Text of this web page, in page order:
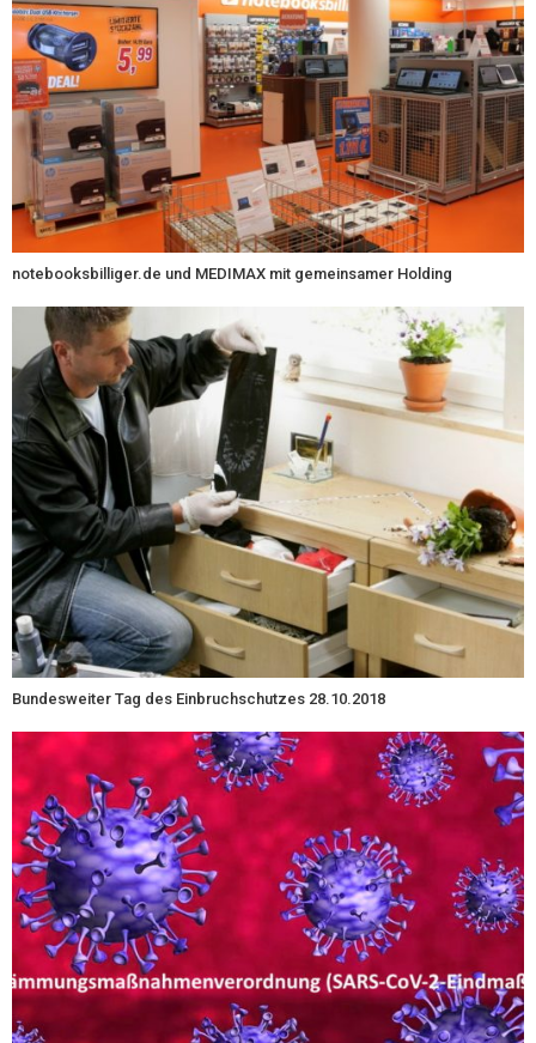
notebooksbilliger.de und MEDIMAX mit gemeinsamer Holding
Bundesweiter Tag des Einbruchschutzes 28.10.2018